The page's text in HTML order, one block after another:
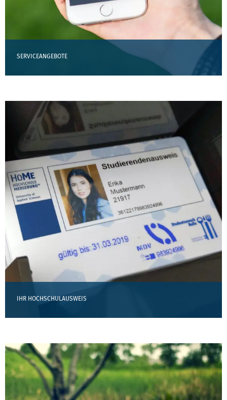
SERVICEANGEBOTE
IHR HOCHSCHULAUSWEIS